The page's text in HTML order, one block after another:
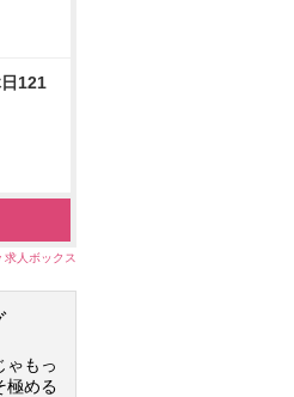
121
人ボックス
ゃもっ
極める